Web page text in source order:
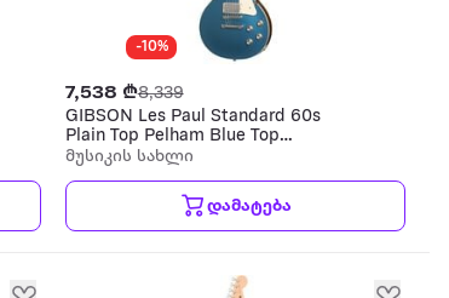
-10%
7,538 ₾8,339
GIBSON Les Paul Standard 60s
Plain Top Pelham Blue Top
Pelham Blue Top Nickel
მუსიკის სახლი
დამატება